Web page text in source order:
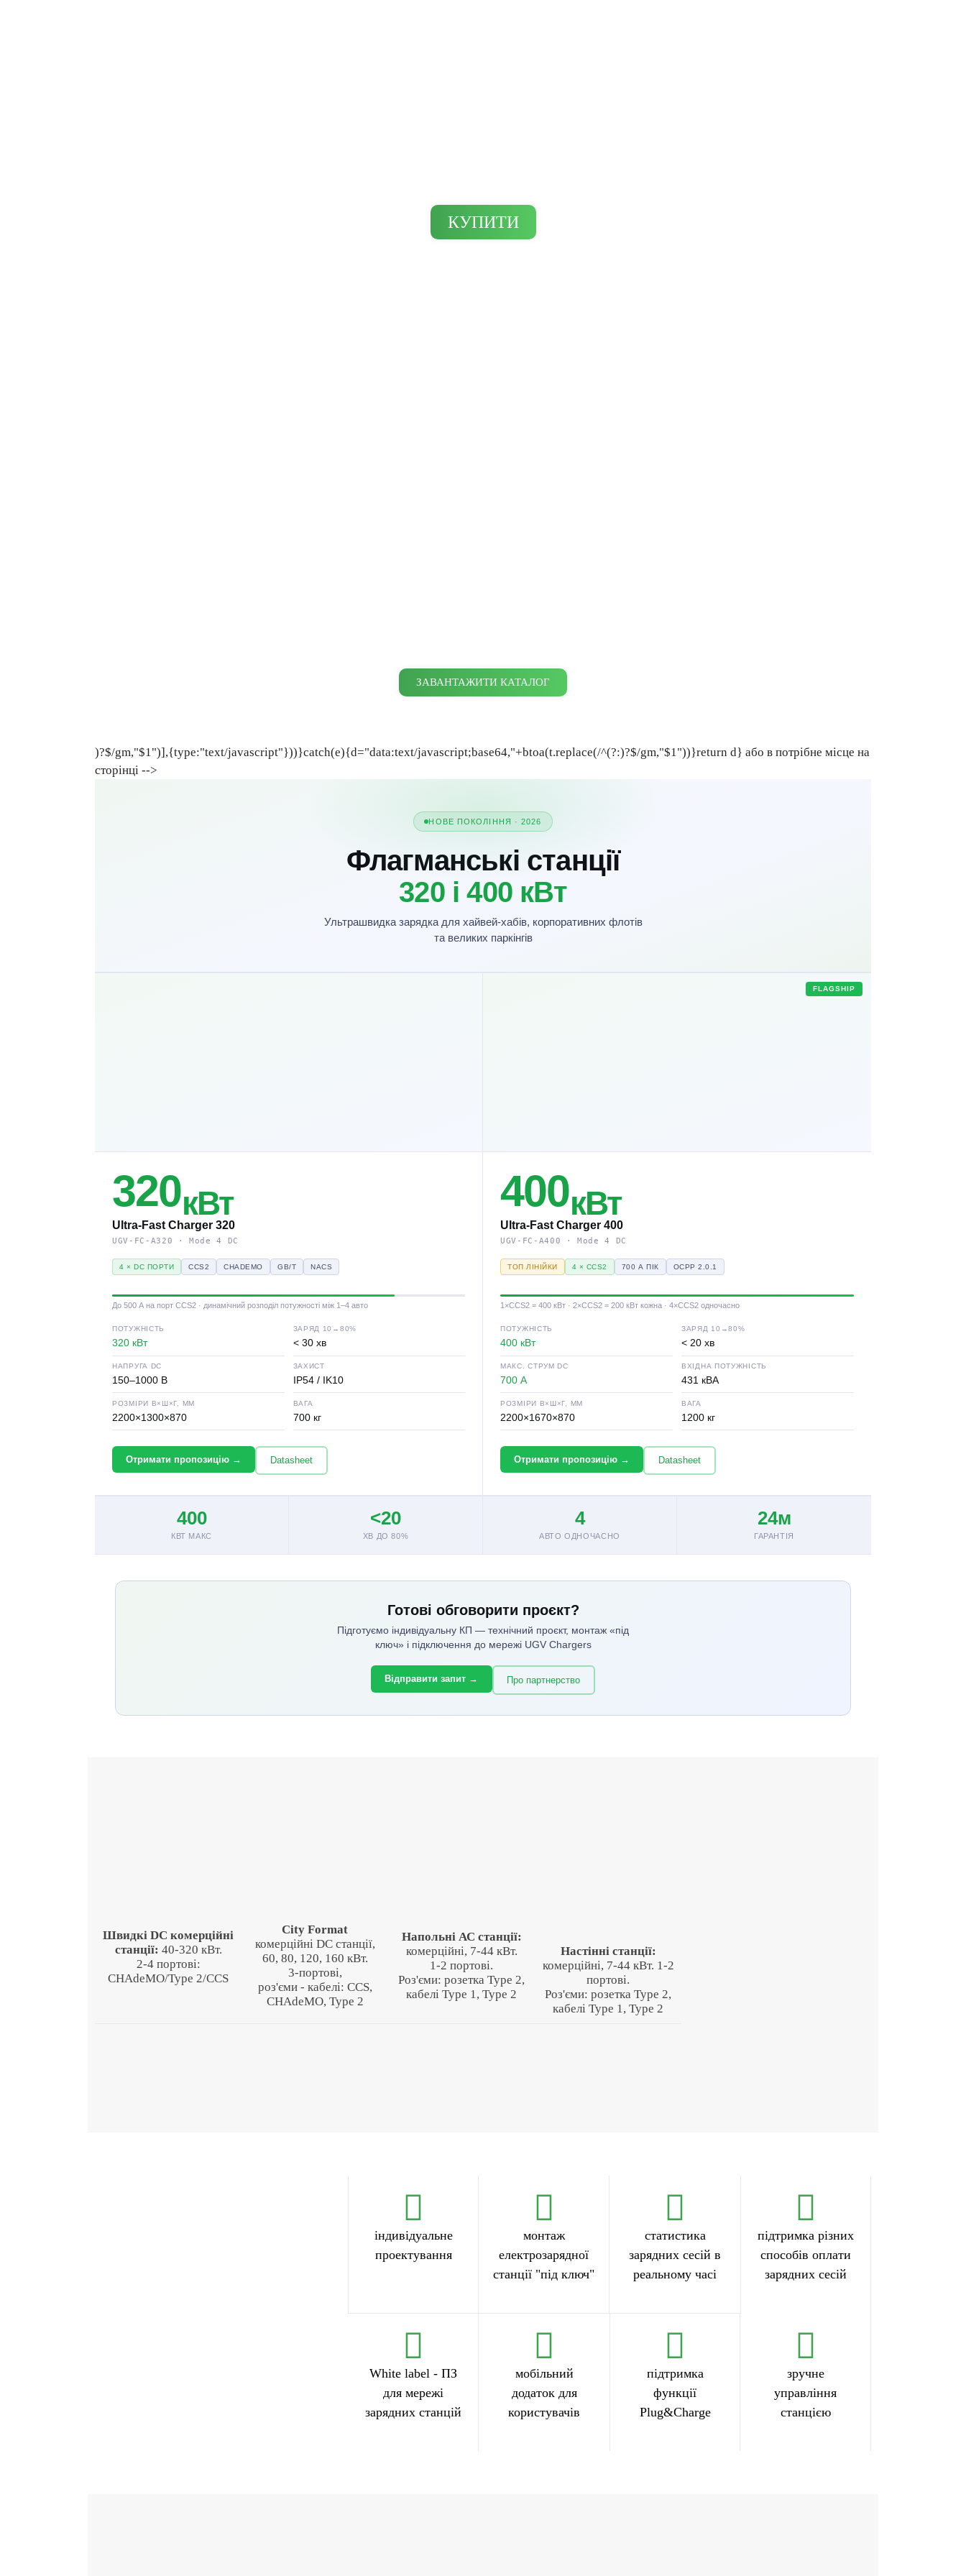
КУПИТИ
ЗАВАНТАЖИТИ КАТАЛОГ
)?$/gm,"$1")],{type:"text/javascript"}))}catch(e){d="data:text/javascript;base64,"+btoa(t.replace(/^(?:)?$/gm,"$1"))}return d} або в потрібне місце на
сторінці -->
НОВЕ ПОКОЛІННЯ · 2026
Флагманські станції
320 і 400 кВт
Ультрашвидка зарядка для хайвей-хабів, корпоративних флотів
та великих паркінгів
320кВт
Ultra-Fast Charger 320
UGV-FC-A320 · Mode 4 DC
4 × DC ПОРТИ CCS2 CHADEMO GB/T NACS
До 500 А на порт CCS2 · динамічний розподіл потужності між 1–4 авто
ПОТУЖНІСТЬ
320 кВт
ЗАРЯД 10→80%
< 30 хв
НАПРУГА DC
150–1000 В
ЗАХИСТ
IP54 / IK10
РОЗМІРИ В×Ш×Г, ММ
2200×1300×870
ВАГА
700 кг
Отримати пропозицію → Datasheet
FLAGSHIP
400кВт
Ultra-Fast Charger 400
UGV-FC-A400 · Mode 4 DC
ТОП ЛІНІЙКИ 4 × CCS2 700 А ПІК OCPP 2.0.1
1×CCS2 = 400 кВт · 2×CCS2 = 200 кВт кожна · 4×CCS2 одночасно
ПОТУЖНІСТЬ
400 кВт
ЗАРЯД 10→80%
< 20 хв
МАКС. СТРУМ DC
700 А
ВХІДНА ПОТУЖНІСТЬ
431 кВА
РОЗМІРИ В×Ш×Г, ММ
2200×1670×870
ВАГА
1200 кг
Отримати пропозицію → Datasheet
400
КВТ МАКС
<20
ХВ ДО 80%
4
АВТО ОДНОЧАСНО
24м
ГАРАНТІЯ
Готові обговорити проєкт?
Підготуємо індивідуальну КП — технічний проєкт, монтаж «під
ключ» і підключення до мережі UGV Chargers
Відправити запит → Про партнерство
Швидкі DС комерційні
станції: 40-320 кВт.
2-4 портові:
CHAdeMO/Type 2/CCS
City Format
комерційні DC станції,
60, 80, 120, 160 кВт.
3-портові,
роз'єми - кабелі: CCS,
CHAdeMO, Type 2
Напольні АС станції:
комерційні, 7-44 кВт.
1-2 портові.
Роз'єми: розетка Type 2,
кабелі Type 1, Type 2
Настінні станції:
комерційні, 7-44 кВт. 1-2
портові.
Роз'єми: розетка Type 2,
кабелі Type 1, Type 2
індивідуальне
проектування
монтаж
електрозарядної
станції "під ключ"
статистика
зарядних сесій в
реальному часі
підтримка різних
способів оплати
зарядних сесій
White label - ПЗ
для мережі
зарядних станцій
мобільний
додаток для
користувачів
підтримка
функції
Plug&Charge
зручне
управління
станцією